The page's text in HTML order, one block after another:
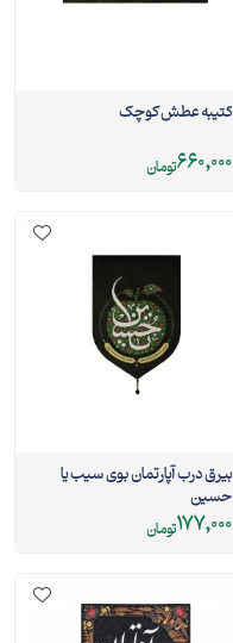
کتیبه عطش کوچک
660,000تومان
بیرق درب آپارتمان بوی سیب یا
حسین
177,000تومان